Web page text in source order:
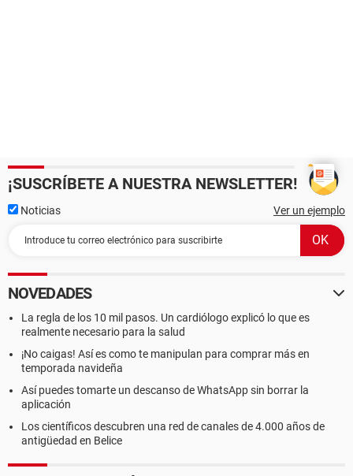
¡SUSCRÍBETE A NUESTRA NEWSLETTER!
Noticias Ver un ejemplo
NOVEDADES
La regla de los 10 mil pasos. Un cardiólogo explicó lo que es
realmente necesario para la salud
¡No caigas! Así es como te manipulan para comprar más en
temporada navideña
Así puedes tomarte un descanso de WhatsApp sin borrar la
aplicación
Los científicos descubren una red de canales de 4.000 años de
antigüedad en Belice